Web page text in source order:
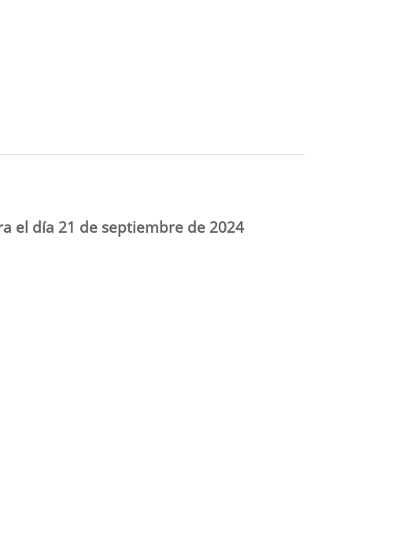
el día 21 de septiembre de 2024